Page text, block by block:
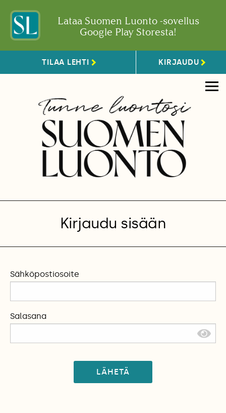
Lataa Suomen Luonto -sovellus
Google Play Storesta!
TILAA LEHTI KIRJAUDU
Kirjaudu sisään
Sähköpostiosoite
Salasana
LÄHETÄ